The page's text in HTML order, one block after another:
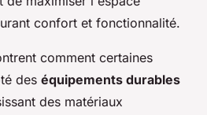
confort et fonctionnalité.
comment certaines
des équipements durables
des matériaux